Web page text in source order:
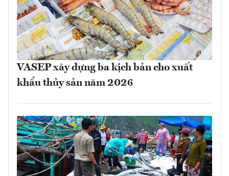
VASEP xây dựng ba kịch bản cho xuất
khẩu thủy sản năm 2026